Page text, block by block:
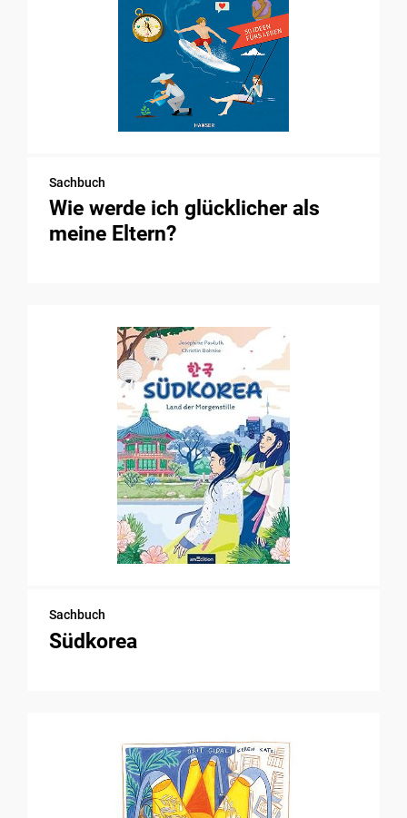
Sachbuch
Wie werde ich glücklicher als
meine Eltern?
Sachbuch
Südkorea